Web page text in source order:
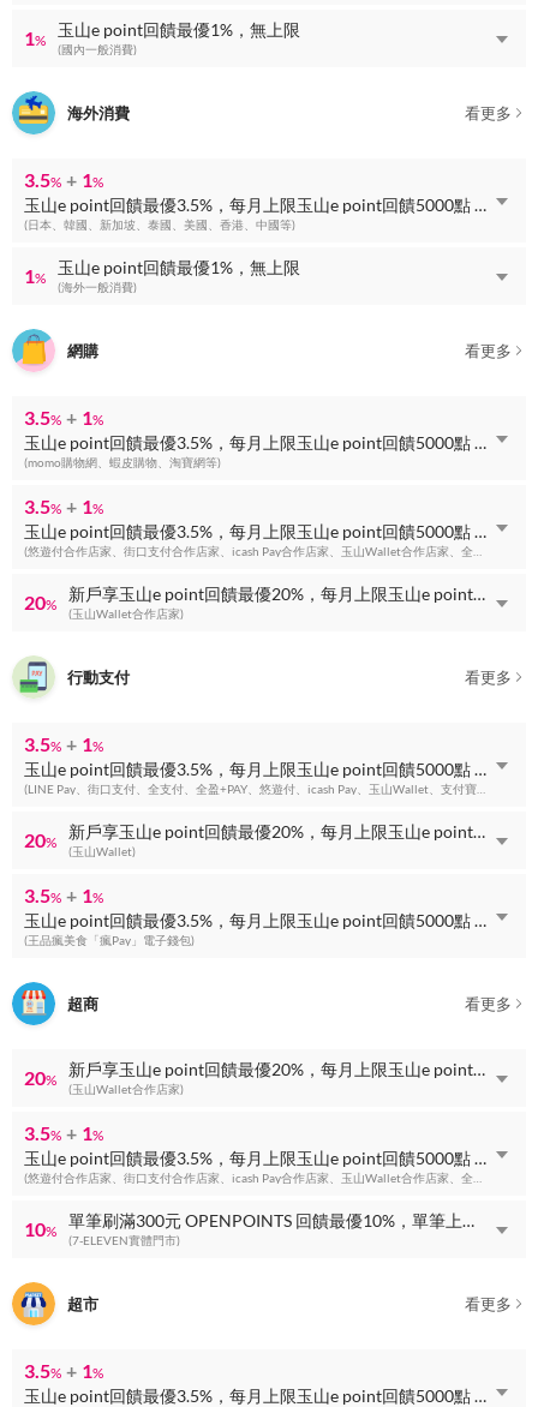
1%
玉山e point回饋最優1%，無上限
(國內一般消費)
海外消費 看更多
3.5% + 1%
玉山e point回饋最優3.5%，每月上限玉山e point回饋5000點 + 玉山e point回饋最優1%，無上限
(日本、韓國、新加坡、泰國、美國、香港、中國等)
1%
玉山e point回饋最優1%，無上限
(海外一般消費)
網購 看更多
3.5% + 1%
玉山e point回饋最優3.5%，每月上限玉山e point回饋5000點 + 玉山e point回饋最優1%，無上限
(momo購物網、蝦皮購物、淘寶網等)
3.5% + 1%
玉山e point回饋最優3.5%，每月上限玉山e point回饋5000點 + 玉山e point回饋最優1%，無上限
20%
新戶享玉山e point回饋最優20%，每月上限玉山e point回饋300點
(玉山Wallet合作店家)
行動支付 看更多
3.5% + 1%
玉山e point回饋最優3.5%，每月上限玉山e point回饋5000點 + 玉山e point回饋最優1%，無上限
20%
新戶享玉山e point回饋最優20%，每月上限玉山e point回饋300點
(玉山Wallet)
3.5% + 1%
玉山e point回饋最優3.5%，每月上限玉山e point回饋5000點 + 玉山e point回饋最優1%，無上限
(王品瘋美食「瘋Pay」電子錢包)
超商 看更多
20%
新戶享玉山e point回饋最優20%，每月上限玉山e point回饋300點
(玉山Wallet合作店家)
3.5% + 1%
玉山e point回饋最優3.5%，每月上限玉山e point回饋5000點 + 玉山e point回饋最優1%，無上限
10%
單筆刷滿300元 OPENPOINTS 回饋最優10%，單筆上限 OPENPOINTS 回饋60點
(7-ELEVEN實體門市)
超市 看更多
3.5% + 1%
玉山e point回饋最優3.5%，每月上限玉山e point回饋5000點 + 玉山e point回饋最優1%，無上限